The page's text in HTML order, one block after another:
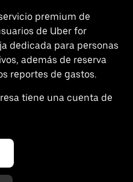
premium de
de Uber for
dedicada para personas
además de reserva
reportes de gastos.
tiene una cuenta de